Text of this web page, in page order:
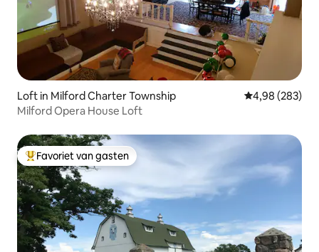
Loft in Milford Charter Township Gemiddelde
4,98 (283)
Milford Opera House Loft
Topfavoriet van gasten
Favoriet van gasten